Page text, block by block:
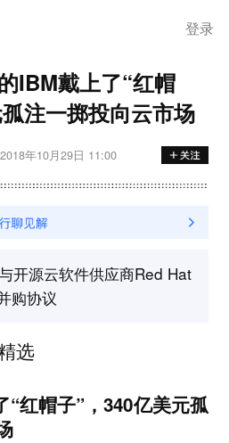
登录
IBM戴上了“红帽
注一掷投向云市场
2018年10月29日 11:00
开源云软件供应商Red Hat
购协议
选
“红帽子”，340亿美元孤